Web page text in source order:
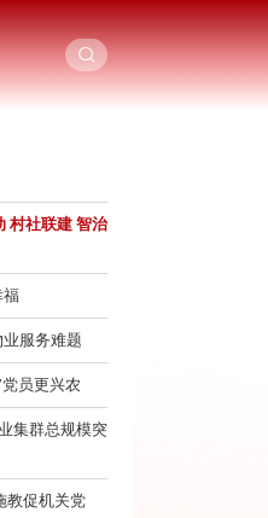
村社联建 智治
福
服务难题
员更兴农
集群总规模突